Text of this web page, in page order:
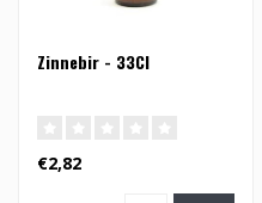
Zinnebir - 33Cl
€2,82